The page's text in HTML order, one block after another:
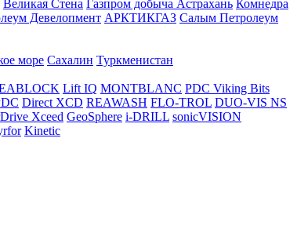
Великая Стена Газпром добыча Астрахань Комнедра
Девелопмент АРКТИКГАЗ Салым Петролеум
море Сахалин Туркменистан
Lift IQ MONTBLANC PDC Viking Bits
Direct XCD REAWASH FLO-TROL DUO-VIS NS
Xceed GeoSphere i-DRILL sonicVISION
Kinetic